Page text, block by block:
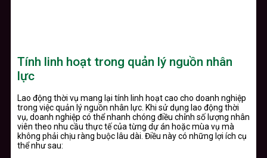
Tính linh hoạt trong quản lý nguồn nhân
lực
Lao động thời vụ mang lại tính linh hoạt cao cho doanh nghiệp
trong việc quản lý nguồn nhân lực. Khi sử dụng lao động thời
vụ, doanh nghiệp có thể nhanh chóng điều chỉnh số lượng nhân
viên theo nhu cầu thực tế của từng dự án hoặc mùa vụ mà
không phải chịu ràng buộc lâu dài. Điều này có những lợi ích cụ
thể như sau: